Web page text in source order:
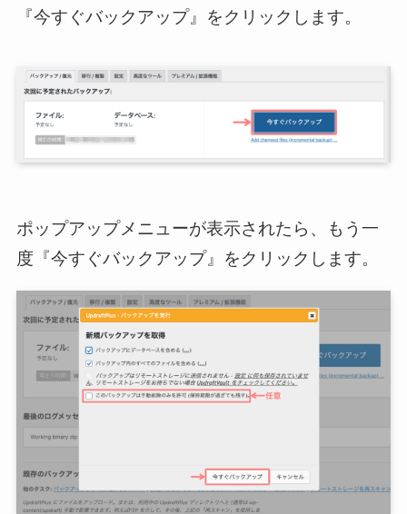
『今すぐバックアップ』をクリックします。
ポップアップメニューが表示されたら、もう一
度『今すぐバックアップ』をクリックします。